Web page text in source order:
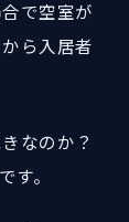
で空室が
ら入居者
なのか？
。